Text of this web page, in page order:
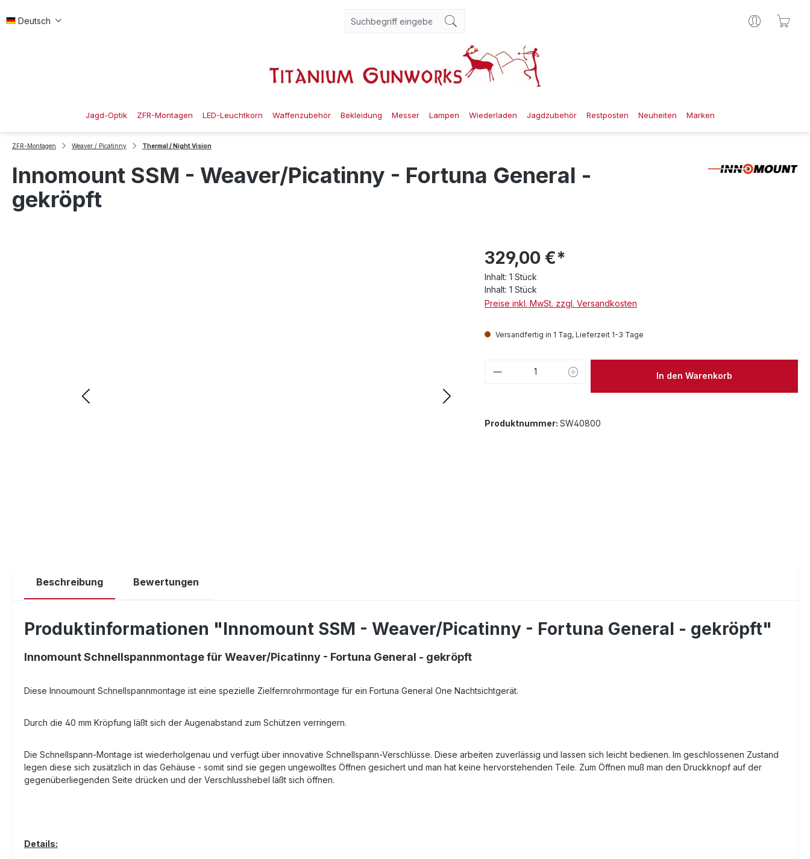
Deutsch
Jagd-Optik ZFR-Montagen LED-Leuchtkorn Waffenzubehör Bekleidung Messer Lampen Wiederladen Jagdzubehör Restposten Neuheiten Marken
ZFR-Montagen Weaver / Picatinny Thermal / Night Vision
Innomount SSM - Weaver/Picatinny - Fortuna General -
gekröpft
329,00 €*
Inhalt: 1 Stück
Inhalt: 1 Stück
Preise inkl. MwSt. zzgl. Versandkosten
Versandfertig in 1 Tag, Lieferzeit 1-3 Tage
Produkt Anzahl: Gib den gewünschten Wert
In den Warenkorb
Produktnummer: SW40800
Beschreibung Bewertungen
Produktinformationen "Innomount SSM - Weaver/Picatinny - Fortuna General - gekröpft"
Innomount Schnellspannmontage für Weaver/Picatinny - Fortuna General - gekröpft
Diese Innoumount Schnellspannmontage ist eine spezielle Zielfernrohrmontage für ein Fortuna General One Nachtsichtgerät.
Durch die 40 mm Kröpfung läßt sich der Augenabstand zum Schützen verringern.
Die Schnellspann-Montage ist wiederholgenau und verfügt über innovative Schnellspann-Verschlüsse. Diese arbeiten zuverlässig und lassen sich leicht bedienen. Im geschlossenen Zustand
legen diese sich zusätzlich in das Gehäuse - somit sind sie gegen ungewolltes Öffnen gesichert und man hat keine hervorstehenden Teile. Zum Öffnen muß man den Druckknopf auf der
gegenüberliegenden Seite drücken und der Verschlusshebel läßt sich öffnen.
Details: